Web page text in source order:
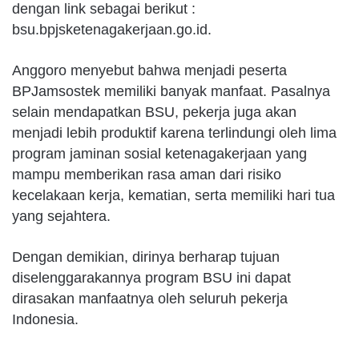
dengan link sebagai berikut :
bsu.bpjsketenagakerjaan.go.id.
Anggoro menyebut bahwa menjadi peserta
BPJamsostek memiliki banyak manfaat. Pasalnya
selain mendapatkan BSU, pekerja juga akan
menjadi lebih produktif karena terlindungi oleh lima
program jaminan sosial ketenagakerjaan yang
mampu memberikan rasa aman dari risiko
kecelakaan kerja, kematian, serta memiliki hari tua
yang sejahtera.
Dengan demikian, dirinya berharap tujuan
diselenggarakannya program BSU ini dapat
dirasakan manfaatnya oleh seluruh pekerja
Indonesia.